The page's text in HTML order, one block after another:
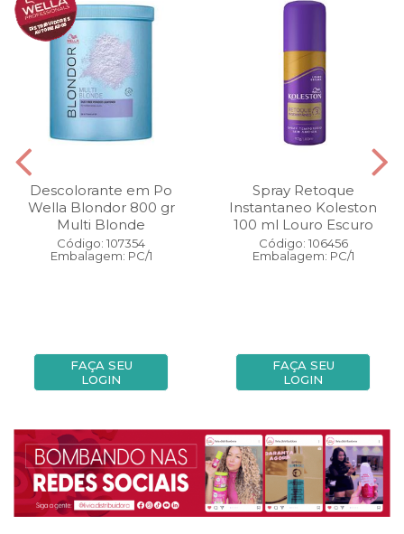
Descolorante em Po
Wella Blondor 800 gr
Multi Blonde
Código: 107354
Embalagem: PC/1
FAÇA SEU
LOGIN
Spray Retoque
Instantaneo Koleston
100 ml Louro Escuro
Código: 106456
Embalagem: PC/1
FAÇA SEU
LOGIN